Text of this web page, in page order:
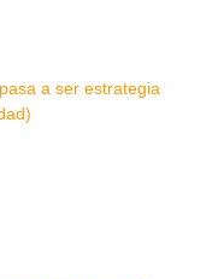
a ser estrategia